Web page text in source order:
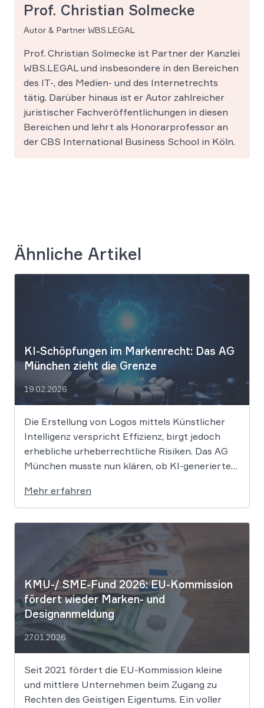
Prof. Christian Solmecke
Autor & Partner WBS.LEGAL
Prof. Christian Solmecke ist Partner der Kanzlei
WBS.LEGAL und insbesondere in den Bereichen
des IT-, des Medien- und des Internetrechts
tätig. Darüber hinaus ist er Autor zahlreicher
juristischer Fachveröffentlichungen in diesen
Bereichen und lehrt als Honorarprofessor an
der CBS International Business School in Köln.
Ähnliche Artikel
KI-Schöpfungen im Markenrecht: Das AG
München zieht die Grenze
19.02.2026
Die Erstellung von Logos mittels Künstlicher
Intelligenz verspricht Effizienz, birgt jedoch
erhebliche urheberrechtliche Risiken. Das AG
München musste nun klären, ob KI-generierte
erreichen, um rechtlichen Schutz gegen
Nachahmung zu genießen. Die Entscheidung
verdeutlicht, dass der bloße Einsatz von
Algorithmen ohne menschliche Prägung den
Schutzraum des […]
Mehr erfahren
KMU-/ SME-Fund 2026: EU-Kommission
fördert wieder Marken- und
Designanmeldung
27.01.2026
Seit 2021 fördert die EU-Kommission kleine
und mittlere Unternehmen beim Zugang zu
Rechten des Geistigen Eigentums. Ein voller